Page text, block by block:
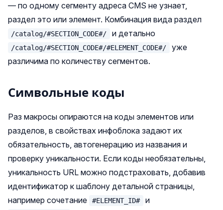
— по одному сегменту адреса CMS не узнает,
раздел это или элемент. Комбинация вида раздел
/catalog/#SECTION_CODE#/ и детально
/catalog/#SECTION_CODE#/#ELEMENT_CODE#/
уже
различима по количеству сегментов.
Символьные коды
Раз макросы опираются на коды элементов или
разделов, в свойствах инфоблока задают их
обязательность, автогенерацию из названия и
проверку уникальности. Если коды необязательны,
уникальность URL можно подстраховать, добавив
идентификатор к шаблону детальной страницы,
например сочетание
#ELEMENT_ID# и